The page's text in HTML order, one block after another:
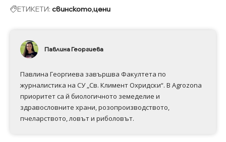
ЕТИКЕТИ: свинскотоцени
Павлина Георгиева
Павлина Георгиева завършва Факултета по
журналистика на СУ „Св. Климент Охридски“. В Аgrozona
приоритет са й биологичното земеделие и
здравословните храни, розопроизводството,
пчеларството, ловът и риболовът.